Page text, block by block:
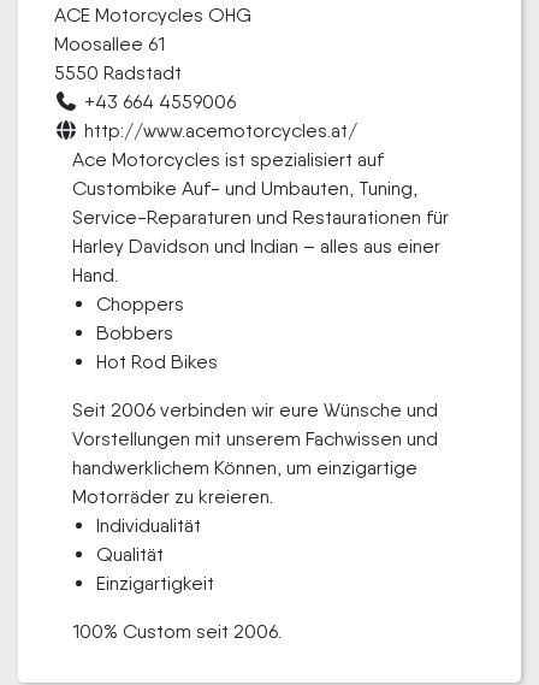
ACE Motorcycles OHG
Moosallee 61
5550 Radstadt
+43 664 4559006
http://www.acemotorcycles.at/
Ace Motorcycles ist spezialisiert auf
Custombike Auf- und Umbauten, Tuning,
Service-Reparaturen und Restaurationen für
Harley Davidson und Indian – alles aus einer
Hand.
Choppers
Bobbers
Hot Rod Bikes
Seit 2006 verbinden wir eure Wünsche und
Vorstellungen mit unserem Fachwissen und
handwerklichem Können, um einzigartige
Motorräder zu kreieren.
Individualität
Qualität
Einzigartigkeit
100% Custom seit 2006.